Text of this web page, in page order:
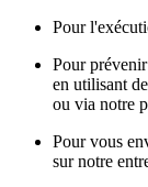
Pour
Pour
en utilisant
ou via notre
Pour vous
sur notre